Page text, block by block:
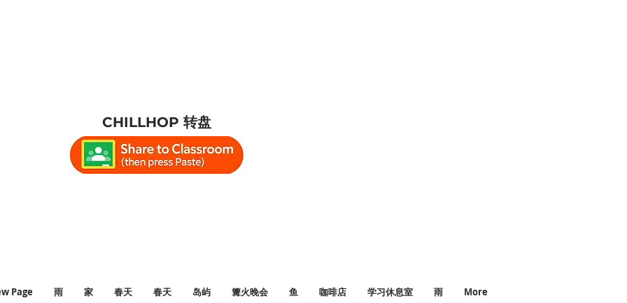
CHILLHOP 转盘
Page 雨 家 春天 春天 岛屿 篝火晚会 鱼 咖啡店 学习休息室 雨 More